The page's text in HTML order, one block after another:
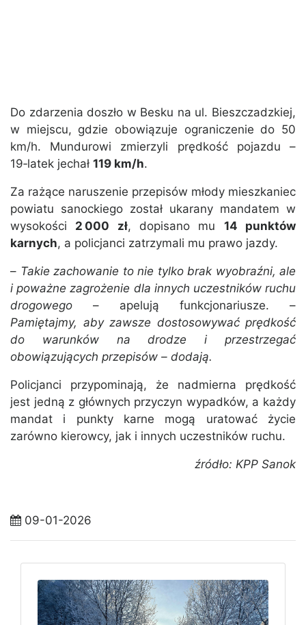
Do zdarzenia doszło w Besku na ul. Bieszczadzkiej,
w miejscu, gdzie obowiązuje ograniczenie do 50
km/h. Mundurowi zmierzyli prędkość pojazdu –
19‑latek jechał 119 km/h.
Za rażące naruszenie przepisów młody mieszkaniec
powiatu sanockiego został ukarany mandatem w
wysokości 2 000 zł, dopisano mu 14 punktów
karnych, a policjanci zatrzymali mu prawo jazdy.
– Takie zachowanie to nie tylko brak wyobraźni, ale
i poważne zagrożenie dla innych uczestników ruchu
drogowego – apelują funkcjonariusze. –
Pamiętajmy, aby zawsze dostosowywać prędkość
do warunków na drodze i przestrzegać
obowiązujących przepisów – dodają.
Policjanci przypominają, że nadmierna prędkość
jest jedną z głównych przyczyn wypadków, a każdy
mandat i punkty karne mogą uratować życie
zarówno kierowcy, jak i innych uczestników ruchu.
źródło: KPP Sanok
09-01-2026